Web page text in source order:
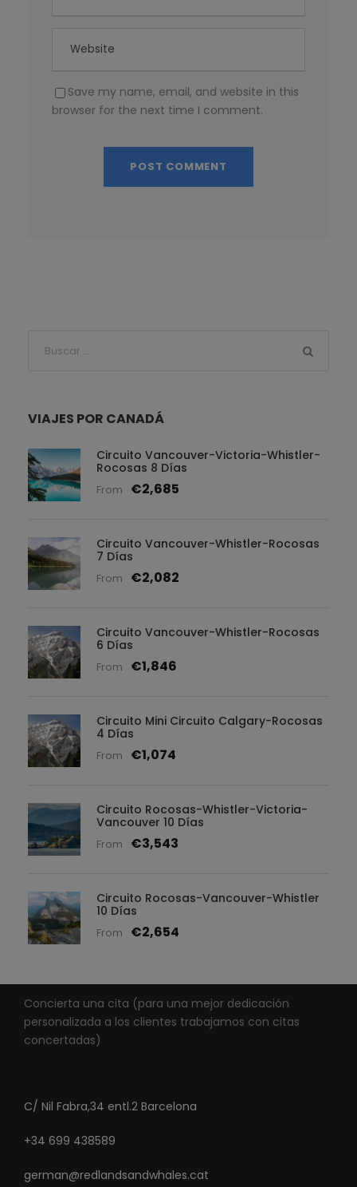
Save my name, email, and website in this
browser for the next time I comment.
VIAJES POR CANADÁ
Circuito Vancouver-Victoria-Whistler-
Rocosas 8 Días
From €2,685
Circuito Vancouver-Whistler-Rocosas
7 Días
From €2,082
Circuito Vancouver-Whistler-Rocosas
6 Días
From €1,846
Circuito Mini Circuito Calgary-Rocosas
4 Días
From €1,074
Circuito Rocosas-Whistler-Victoria-
Vancouver 10 Días
From €3,543
Circuito Rocosas-Vancouver-Whistler
10 Días
From €2,654
Concierta una cita (para una mejor dedicación
personalizada a los clientes trabajamos con citas
concertadas)
C/ Nil Fabra,34 entl.2 Barcelona
+34 699 438589
german@redlandsandwhales.cat